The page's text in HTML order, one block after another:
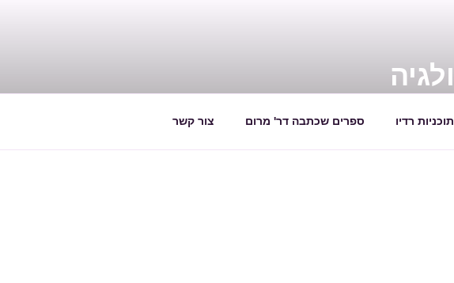
תוכניות רדיו ספרים שכתבה דר' מרום צור קשר